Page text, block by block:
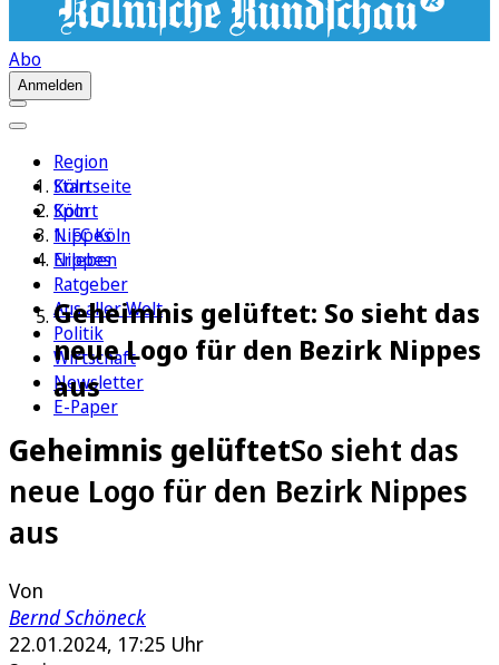
Abo
Anmelden
Region
Köln
Sport
1. FC Köln
Erleben
Ratgeber
Aus aller Welt
Politik
Wirtschaft
Newsletter
E-Paper
Startseite
Köln
Nippes
Nippes
Geheimnis gelüftet: So sieht das
neue Logo für den Bezirk Nippes
aus
Geheimnis gelüftetSo sieht das
neue Logo für den Bezirk Nippes
aus
Von
Bernd Schöneck
22.01.2024, 17:25 Uhr